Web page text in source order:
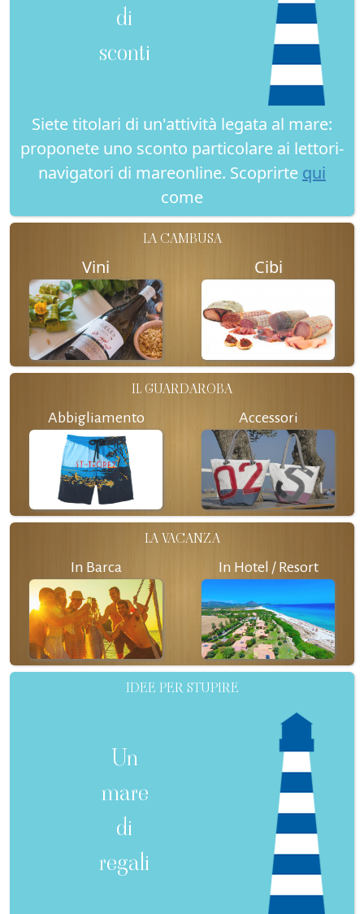
di
sconti
Siete titolari di un'attività legata al mare:
proponete uno sconto particolare ai lettori-
navigatori di mareonline. Scoprirte qui
come
LA CAMBUSA
Vini Cibi
IL GUARDAROBA
Abbigliamento Accessori
LA VACANZA
In Barca In Hotel / Resort
IDEE PER STUPIRE
Un
mare
di
regali